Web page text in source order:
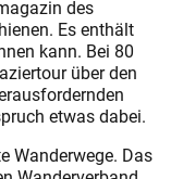
des
Es enthält
kann. Bei 80
über den
etwas dabei.
Wanderwege. Das